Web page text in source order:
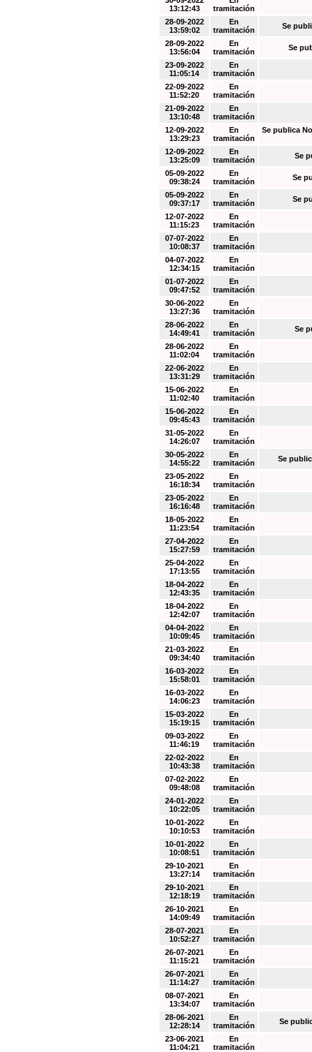
13:12:43
tramitación
28-09-2022
13:59:02
En
tramitación
Se
28-09-2022
13:56:04
En
tramitación
Se
23-09-2022
11:05:14
En
tramitación
22-09-2022
11:52:20
En
tramitación
21-09-2022
13:10:48
En
tramitación
12-09-2022
13:29:23
En
tramitación
Se publica
12-09-2022
13:25:09
En
tramitación
Se
05-09-2022
09:38:24
En
tramitación
Se
05-09-2022
09:37:17
En
tramitación
Se
12-07-2022
11:15:23
En
tramitación
07-07-2022
10:08:37
En
tramitación
04-07-2022
12:34:15
En
tramitación
01-07-2022
09:47:52
En
tramitación
30-06-2022
13:27:36
En
tramitación
28-06-2022
14:49:41
En
tramitación
Se
28-06-2022
11:02:04
En
tramitación
22-06-2022
13:31:29
En
tramitación
15-06-2022
11:02:40
En
tramitación
15-06-2022
09:45:43
En
tramitación
31-05-2022
14:26:07
En
tramitación
30-05-2022
14:55:22
En
tramitación
Se
23-05-2022
16:18:34
En
tramitación
23-05-2022
16:16:48
En
tramitación
18-05-2022
11:23:54
En
tramitación
27-04-2022
15:27:59
En
tramitación
25-04-2022
17:13:55
En
tramitación
18-04-2022
12:43:35
En
tramitación
18-04-2022
12:42:07
En
tramitación
04-04-2022
10:09:45
En
tramitación
21-03-2022
09:34:40
En
tramitación
16-03-2022
15:58:01
En
tramitación
16-03-2022
14:06:23
En
tramitación
15-03-2022
15:19:15
En
tramitación
09-03-2022
11:46:19
En
tramitación
22-02-2022
10:43:38
En
tramitación
07-02-2022
09:48:08
En
tramitación
24-01-2022
10:22:05
En
tramitación
10-01-2022
10:10:53
En
tramitación
10-01-2022
10:08:51
En
tramitación
29-10-2021
13:27:14
En
tramitación
29-10-2021
12:18:19
En
tramitación
26-10-2021
14:09:49
En
tramitación
28-07-2021
10:52:27
En
tramitación
26-07-2021
11:15:21
En
tramitación
26-07-2021
11:14:27
En
tramitación
08-07-2021
13:34:07
En
tramitación
28-06-2021
12:28:14
En
tramitación
Se
23-06-2021
11:04:21
En
tramitación